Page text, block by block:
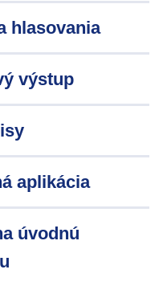
hlasovania
výstup
aplikácia
úvodnú